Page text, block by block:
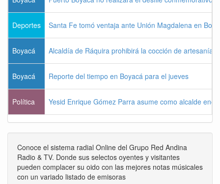
Deportes Santa Fe tomó ventaja ante Unión Magdalena en
Boyacá Alcaldía de Ráquira prohibirá la cocción de
Boyacá Reporte del tiempo en Boyacá para el jueves
Política Yesid Enrique Gómez Parra asume como alcalde
Conoce el sistema radial Online del Grupo Red Andina
Radio & TV. Donde sus selectos oyentes y visitantes
pueden complacer su oido con las mejores notas músicales
con un variado listado de emisoras